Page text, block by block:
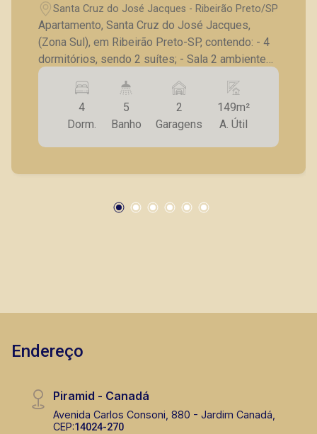
Santa Cruz do José Jacques - Ribeirão Preto/SP
Apartamento, Santa Cruz do José Jacques,
(Zona Sul), em Ribeirão Preto-SP, contendo: - 4
dormitórios, sendo 2 suítes; - Sala 2 ambientes,
lavabo; - Cozinha planejada; - Lavanderia,
banheiro de serviço; - Sacada; - 2 vagas de
garagem. Também temos imóveis no Jardim
Botânico, Bosque das Juritis, casas e
apartamentos próximos a mercados, farmácias,
na Zona Sul.
4
Dorm.
5
Banho
2
Garagens
149m²
A. Útil
Endereço
Piramid - Canadá
Avenida Carlos Consoni, 880 - Jardim Canadá,
CEP:14024-270